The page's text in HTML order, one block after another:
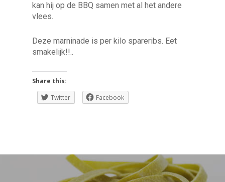
kan hij op de BBQ samen met al het andere
vlees.
Deze marninade is per kilo spareribs. Eet
smakelijk!!..
Share this:
Twitter
Facebook